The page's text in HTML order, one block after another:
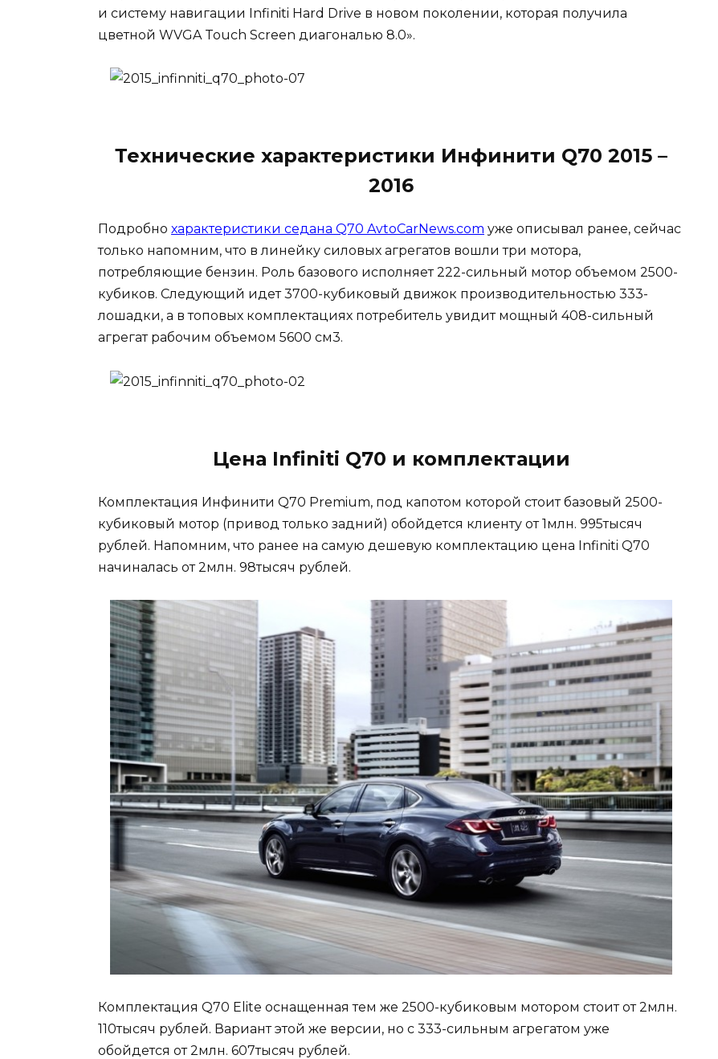
и систему навигации Infiniti Hard Drive в новом поколении, которая получила
цветной WVGA Touch Screen диагональю 8.0».
Технические характеристики Инфинити Q70 2015 –
2016
Подробно характеристики седана Q70 AvtoCarNews.com уже описывал ранее, сейчас
только напомним, что в линейку силовых агрегатов вошли три мотора,
потребляющие бензин. Роль базового исполняет 222-сильный мотор объемом 2500-
кубиков. Следующий идет 3700-кубиковый движок производительностью 333-
лошадки, а в топовых комплектациях потребитель увидит мощный 408-сильный
агрегат рабочим объемом 5600 см3.
Цена Infiniti Q70 и комплектации
Комплектация Инфинити Q70 Premium, под капотом которой стоит базовый 2500-
кубиковый мотор (привод только задний) обойдется клиенту от 1млн. 995тысяч
рублей. Напомним, что ранее на самую дешевую комплектацию цена Infiniti Q70
начиналась от 2млн. 98тысяч рублей.
Комплектация Q70 Elite оснащенная тем же 2500-кубиковым мотором стоит от 2млн.
110тысяч рублей. Вариант этой же версии, но с 333-сильным агрегатом уже
обойдется от 2млн. 607тысяч рублей.